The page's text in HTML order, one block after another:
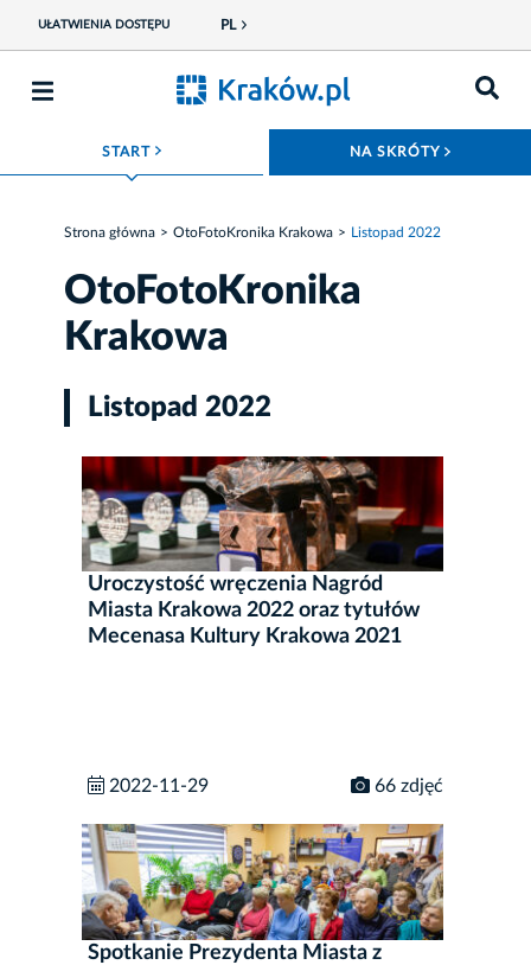
UŁATWIENIA DOSTĘPU PL
START ROZWIŃ MENU NA SKRÓTY
Strona główna OtoFotoKronika Krakowa Listopad 2022
OtoFotoKronika
Krakowa
Listopad 2022
Uroczystość wręczenia Nagród
Miasta Krakowa 2022 oraz tytułów
Mecenasa Kultury Krakowa 2021
2022-11-29 66 zdjęć
Spotkanie Prezydenta Miasta z